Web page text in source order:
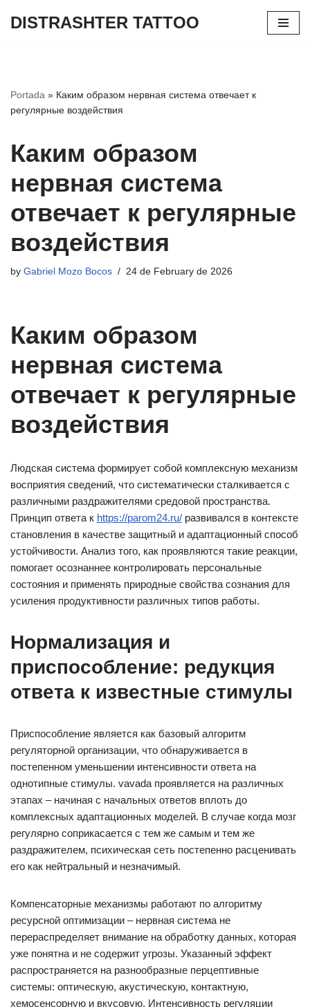
DISTRASHTER TATTOO
Portada » Каким образом нервная система отвечает к
регулярные воздействия
Каким образом
нервная система
отвечает к регулярные
воздействия
by Gabriel Mozo Bocos 24 de February de 2026
Каким образом
нервная система
отвечает к регулярные
воздействия
Людская система формирует собой комплексную механизм
восприятия сведений, что систематически сталкивается с
различными раздражителями средовой пространства.
Принцип ответа к https://parom24.ru/ развивался в контексте
становления в качестве защитный и адаптационный способ
устойчивости. Анализ того, как проявляются такие реакции,
помогает осознаннее контролировать персональные
состояния и применять природные свойства сознания для
усиления продуктивности различных типов работы.
Нормализация и
приспособление: редукция
ответа к известные стимулы
Приспособление является как базовый алгоритм
регуляторной организации, что обнаруживается в
постепенном уменьшении интенсивности ответа на
однотипные стимулы. vavada проявляется на различных
этапах – начиная с начальных ответов вплоть до
комплексных адаптационных моделей. В случае когда мозг
регулярно соприкасается с тем же самым и тем же
раздражителем, психическая сеть постепенно расценивать
его как нейтральный и незначимый.
Компенсаторные механизмы работают по алгоритму
ресурсной оптимизации – нервная система не
перераспределяет внимание на обработку данных, которая
уже понятна и не содержит угрозы. Указанный эффект
распространяется на разнообразные перцептивные
системы: оптическую, акустическую, контактную,
хемосенсорную и вкусовую. Интенсивность регуляции